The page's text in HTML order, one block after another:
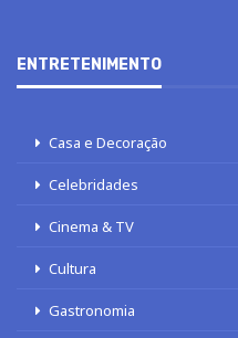
ENTRETENIMENTO
Casa e Decoração
Celebridades
Cinema & TV
Cultura
Gastronomia